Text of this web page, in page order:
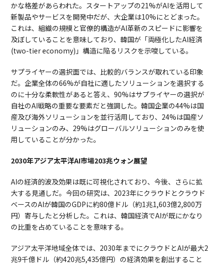
かな格差があらわれた。スタートアップの21%がAIを活用して
新製品やサービスを開発中だが、大企業は10%にとどまった。
これは、組織の規模と官僚的構造がAI革新のスピードに影響を
及ぼしていることを意味しており、韓国が「両極化したAI経済
(two-tier economy)」構造に陥るリスクを示唆している。
サプライヤーの選択面では、比較的バランスが取れている印象
だ。企業全体の66%が自社に適したソリューションを選択する
のに十分な柔軟性があると答え、90%はサプライヤーの選択が
自社のAI戦略の重要な要素だと強調した。韓国企業の44%は国
産及び海外ソリューションを並行活用しており、24%は国産ソ
リューションのみ、29%はグローバルソリューションのみを使
用していることが分かった。
2030年アジア太平洋AI市場203兆ウォン展望
AIの経済的波及効果は既に可視化されており、今後、さらに拡
大する見通しだ。今回の研究は、2023年にクラウドとクラウド
ベースのAIが韓国のGDPに約80億ドル（約1兆1,603億2,800万
円）寄与したと分析した。これは、韓国経済でAIが既にかなり
の比重を占めていることを意味する。
アジア太平洋地域全体では、2030年までにクラウドとAIが最大2
兆9千億ドル（約420兆5,435億円）の経済効果を創出すること